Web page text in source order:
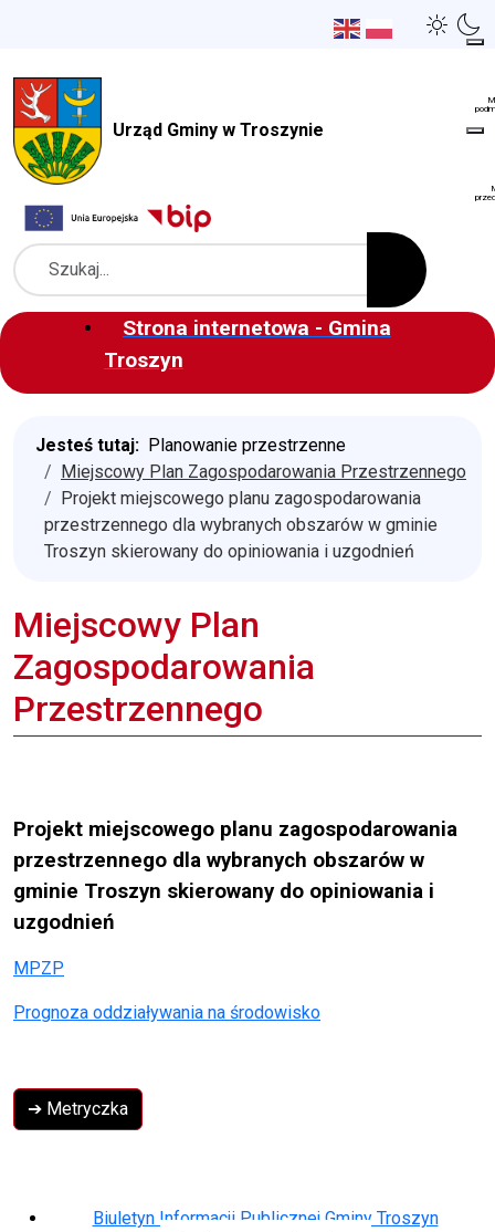
Urząd Gminy w Troszynie
Szukaj
Strona internetowa - Gmina
Troszyn
Biuletyn Informacji Publicznej Gminy Troszyn
Jesteś tutaj: Planowanie przestrzenne
Miejscowy Plan Zagospodarowania Przestrzennego
Projekt miejscowego planu zagospodarowania
przestrzennego dla wybranych obszarów w gminie
Troszyn skierowany do opiniowania i uzgodnień
Miejscowy Plan
Zagospodarowania
Przestrzennego
Projekt miejscowego planu zagospodarowania
przestrzennego dla wybranych obszarów w
gminie Troszyn skierowany do opiniowania i
uzgodnień
MPZP
Prognoza oddziaływania na środowisko
➔ Metryczka